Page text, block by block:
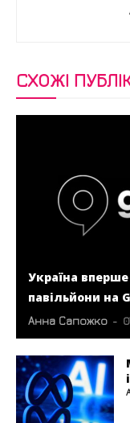
СХОЖІ
Україна
павільйони на
Анна Сапожко -